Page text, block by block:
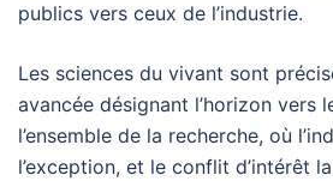
publics vers ceux de l’industrie.
Les sciences du vivant sont
avancée désignant l’horizon vers
l’ensemble de la recherche, où
l’exception, et le conflit d’intérêt